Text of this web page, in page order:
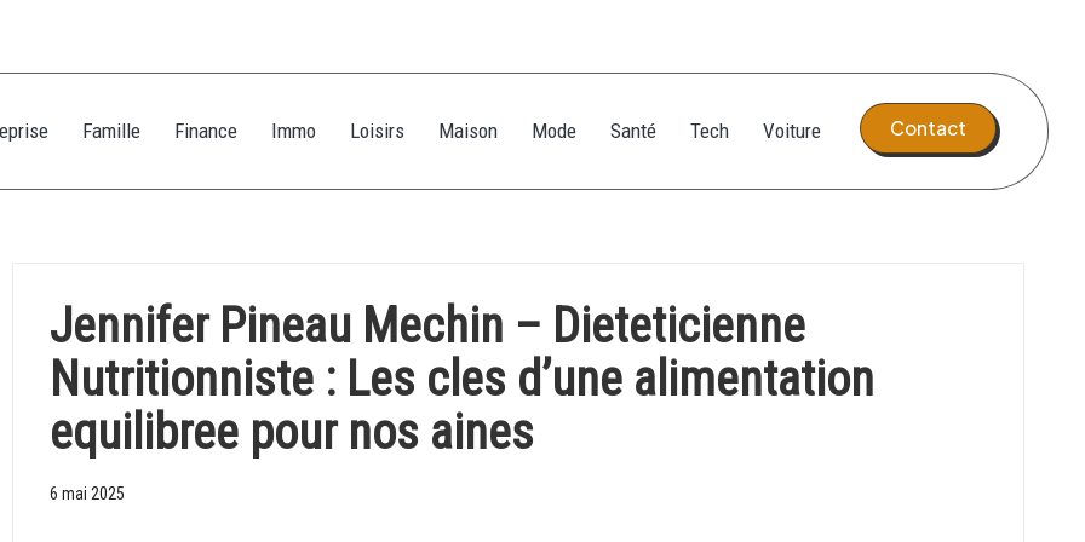
Famille Finance Immo Loisirs Maison Mode Santé Tech Voiture Contact
Jennifer Pineau Mechin – Dieteticienne
Nutritionniste : Les cles d’une alimentation
equilibree pour nos aines
6 mai 2025